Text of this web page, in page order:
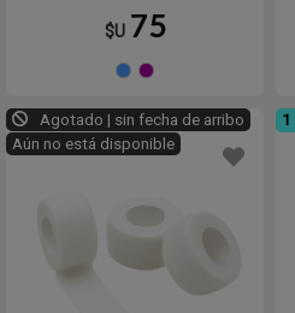
$U 75
Agotado | sin fecha de arribo
Aún no está disponible
1